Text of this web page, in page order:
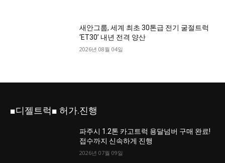
새안그룹, 세계 최초 30톤급 전기 굴절트럭
‘ET30’ 내년 전격 양산
2026년 08월 04일
■디젤트럭■ 허가.진행
파주시 1.2톤 카고트럭 용달넘버 구매 완료!
접수까지 신속하게 진행
2026년 07월 09일